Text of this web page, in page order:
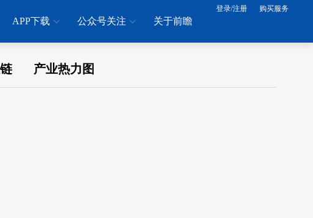
APP下载 公众号关注 关于前瞻
登录/注册 购买服务
产业热力图